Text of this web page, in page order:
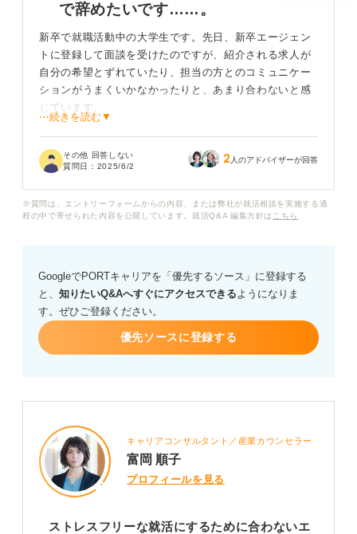
で辞めたいです……。
新卒で就職活動中の大学生です。先日、新卒エージェン
トに登録して面談を受けたのですが、紹介される求人が
自分の希望とずれていたり、担当の方とのコミュニケー
ションがうまくいかなかったりと、あまり合わないと感
じています。
るべきか悩んでいます。もし合わないと感じた場合、途
もし新卒エージェントが合わないと感じた場合、ほかに
⋯続きを読む▼
その他 回答しない
質問日： 2025/6/2 2 人のアドバイザーが回答
※質問は、エントリーフォームからの内容、または弊社が就活相談を実施する過
程の中で寄せられた内容を公開しています。就活Q&A 編集方針は こちら
GoogleでPORTキャリアを「優先するソース」に登録する
と、 知りたいQ&Aへすぐにアクセスできるようになりま
す。ぜひご登録ください。
優先ソースに登録する
キャリアコンサルタント／産業カウンセラー
富岡 順子
プロフィールを見る
ストレスフリーな就活にするために合わないエ